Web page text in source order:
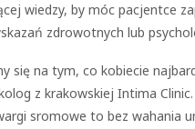
wiedzy, by móc pacjentce
zdrowotnych lub
się na tym, co kobiecie
z krakowskiej Intima
sromowe to bez wahania